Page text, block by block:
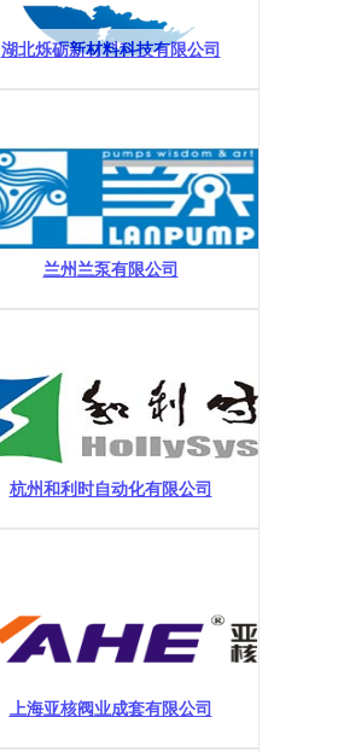
湖北烁砺新材料科技有限公司
兰州兰泵有限公司
杭州和利时自动化有限公司
上海亚核阀业成套有限公司